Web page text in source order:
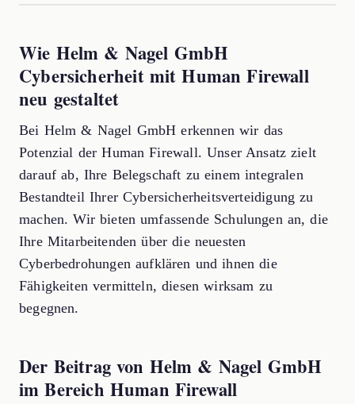
Wie Helm & Nagel GmbH
Cybersicherheit mit Human Firewall
neu gestaltet
Bei Helm & Nagel GmbH erkennen wir das
Potenzial der Human Firewall. Unser Ansatz zielt
darauf ab, Ihre Belegschaft zu einem integralen
Bestandteil Ihrer Cybersicherheitsverteidigung zu
machen. Wir bieten umfassende Schulungen an, die
Ihre Mitarbeitenden über die neuesten
Cyberbedrohungen aufklären und ihnen die
Fähigkeiten vermitteln, diesen wirksam zu
begegnen.
Der Beitrag von Helm & Nagel GmbH
im Bereich Human Firewall